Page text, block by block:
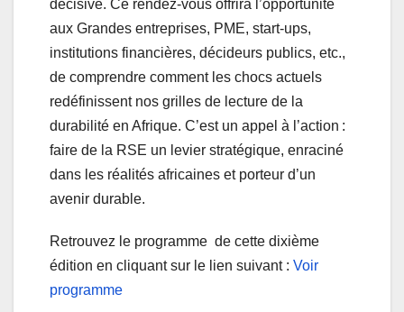
décisive. Ce rendez-vous offrira l’opportunité
aux Grandes entreprises, PME, start-ups,
institutions financières, décideurs publics, etc.,
de comprendre comment les chocs actuels
redéfinissent nos grilles de lecture de la
durabilité en Afrique. C’est un appel à l’action :
faire de la RSE un levier stratégique, enraciné
dans les réalités africaines et porteur d’un
avenir durable.
Retrouvez le programme de cette dixième
édition en cliquant sur le lien suivant : Voir
programme